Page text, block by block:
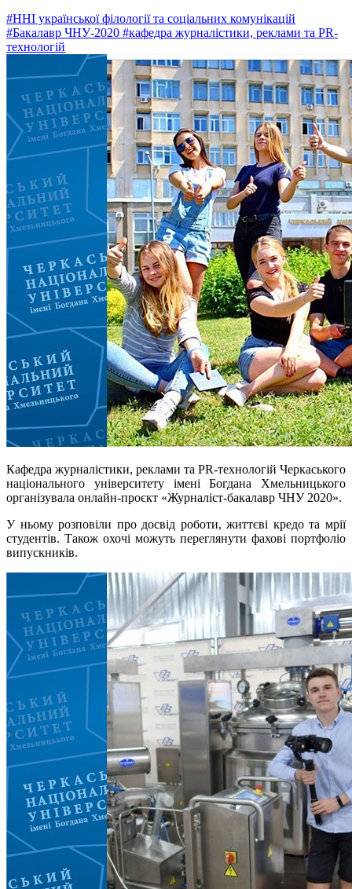
#ННІ української філології та соціальних комунікацій
#Бакалавр ЧНУ-2020 #кафедра журналістики, реклами та PR-
технологій
Кафедра журналістики, реклами та PR-технологій Черкаського
національного університету імені Богдана Хмельницького
організувала онлайн-проєкт «Журналіст-бакалавр ЧНУ 2020».
У ньому розповіли про досвід роботи, життєві кредо та мрії
студентів. Також охочі можуть переглянути фахові портфоліо
випускників.